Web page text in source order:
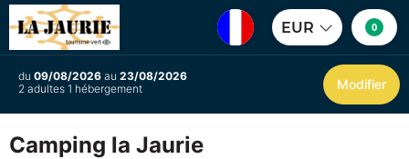
EUR 0
du 09/08/2026 au 23/08/2026
2 adultes 1 hébergement
Modifier
Camping la Jaurie